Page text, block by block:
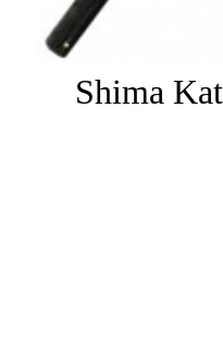
Shima